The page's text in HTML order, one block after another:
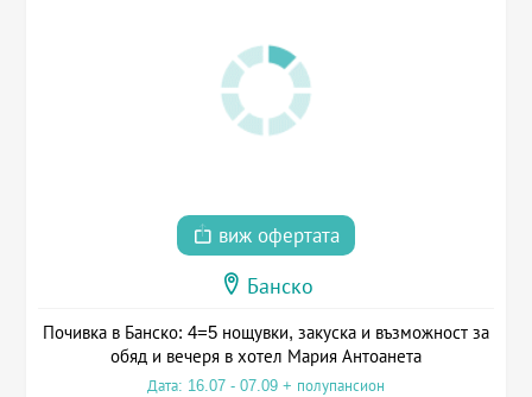
виж офертата
Банско
Почивка в Банско: 4=5 нощувки, закуска и възможност за
обяд и вечеря в хотел Мария Антоанета
Дата: 16.07 - 07.09 + полупансион